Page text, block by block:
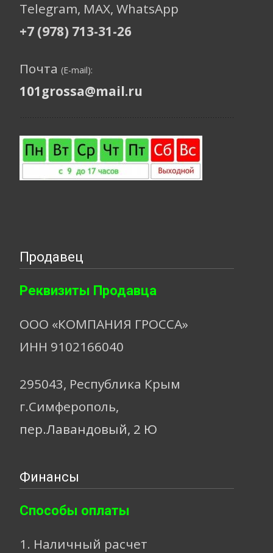
Telegram, МАХ, WhatsApp
+7 (978) 713-31-26
Почта (E-mail):
101grossa@mail.ru
Продавец
Реквизиты Продавца
ООО «КОМПАНИЯ ГРОССА»
ИНН 9102166040
295043, Республика Крым
г.Симферополь,
пер.Лавандовый, 2 Ю
Финансы
Способы оплаты
1. Наличный расчет